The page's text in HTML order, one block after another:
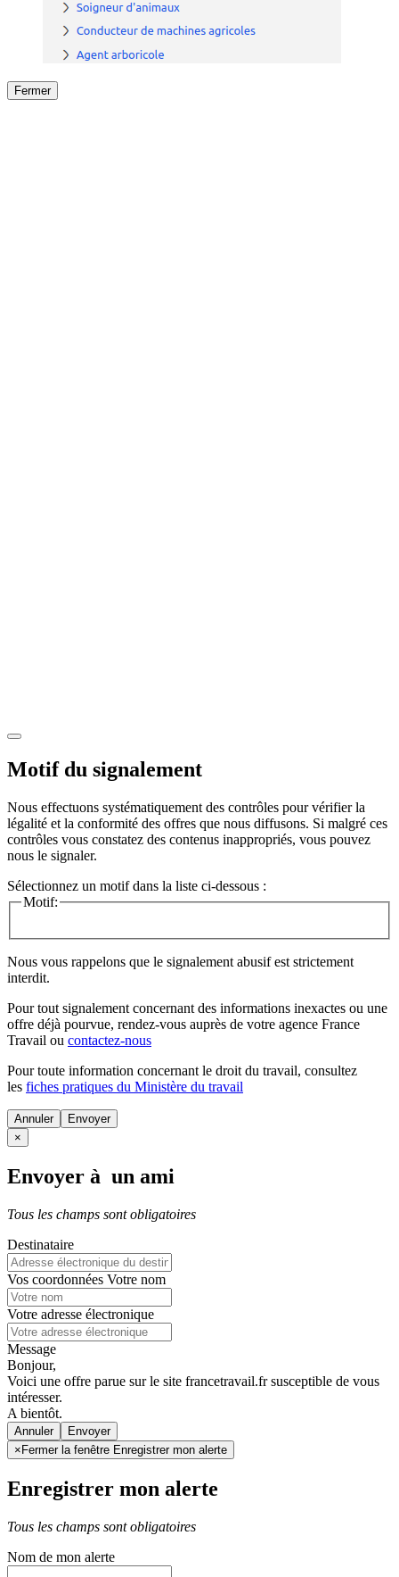
Fermer
Motif du signalement
Nous effectuons systématiquement des contrôles pour vérifier la
légalité et la conformité des offres que nous diffusons. Si malgré ces
contrôles vous constatez des contenus inappropriés, vous pouvez
nous le signaler.
Sélectionnez un motif dans la liste ci-dessous :
Motif:
Nous vous rappelons que le signalement abusif est strictement
interdit.
Pour tout signalement concernant des informations inexactes ou une
offre déjà pourvue, rendez-vous auprès de votre agence France
Travail ou contactez-nous
Pour toute information concernant le droit du travail, consultez
les fiches pratiques du Ministère du travail
Annuler
×
Envoyer à un ami
Tous les champs sont obligatoires
Destinataire
Vos coordonnées Votre nom
Votre adresse électronique
Message
Bonjour,
Voici une offre parue sur le site francetravail.fr susceptible de vous
intéresser.
A bientôt.
Annuler
× Fermer la fenêtre Enregistrer mon alerte
Enregistrer mon alerte
Tous les champs sont obligatoires
Nom de mon alerte